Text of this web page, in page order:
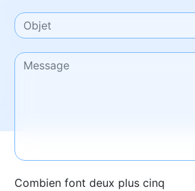
Combien font deux plus cinq